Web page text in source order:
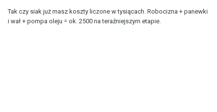
Tak czy siak już masz koszty liczone w tysiącach. Robocizna + panewki
i wał + pompa oleju = ok. 2500 na teraźniejszym etapie.